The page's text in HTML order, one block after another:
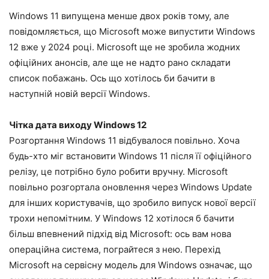
Windows 11 випущена менше двох років тому, але
повідомляється, що Microsoft може випустити Windows
12 вже у 2024 році. Microsoft ще не зробила жодних
офіційних анонсів, але ще не надто рано складати
список побажань. Ось що хотілось би бачити в
наступній новій версії Windows.
Чітка дата виходу Windows 12
Розгортання Windows 11 відбувалося повільно. Хоча
будь-хто міг встановити Windows 11 після її офіційного
релізу, це потрібно було робити вручну. Microsoft
повільно розгортала оновлення через Windows Update
для інших користувачів, що зробило випуск нової версії
трохи непомітним. У Windows 12 хотілося б бачити
більш впевнений підхід від Microsoft: ось вам нова
операційна система, пограйтеся з нею. Перехід
Microsoft на сервісну модель для Windows означає, що